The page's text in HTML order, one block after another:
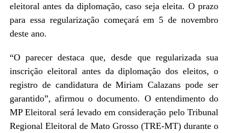
eleitoral antes da diplomação, caso seja eleita. O prazo
para essa regularização começará em 5 de novembro
deste ano.
“O parecer destaca que, desde que regularizada sua
inscrição eleitoral antes da diplomação dos eleitos, o
registro de candidatura de Miriam Calazans pode ser
garantido”, afirmou o documento. O entendimento do
MP Eleitoral será levado em consideração pelo Tribunal
Regional Eleitoral de Mato Grosso (TRE-MT) durante o